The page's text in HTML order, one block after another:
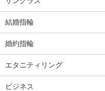
結婚指輪
婚約指輪
エタニティリング
ビジネス